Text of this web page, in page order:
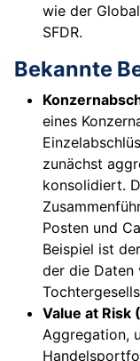
wie der
SFDR.
Bekannte
eines
zunächst
konsolidiert.
Posten und
Beispiel ist
der die Daten
Value at Risk
Aggregation,